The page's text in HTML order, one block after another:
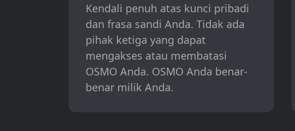
Kendali penuh atas kunci pribadi
dan frasa sandi Anda. Tidak ada
pihak ketiga yang dapat
mengakses atau membatasi
OSMO Anda. OSMO Anda benar-
benar milik Anda.